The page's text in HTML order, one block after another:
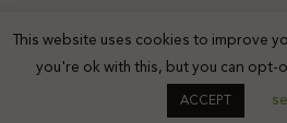
This website uses cookies to improve
you're ok with this, but you can opt-
ACCEPT